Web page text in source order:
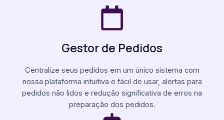
Gestor de Pedidos
Centralize seus pedidos em um único sistema com
nossa plataforma intuitiva e fácil de usar, alertas para
pedidos não lidos e redução significativa de erros na
preparação dos pedidos.